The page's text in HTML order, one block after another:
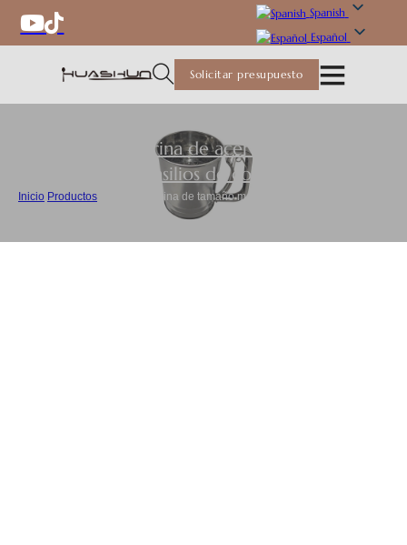
Spanish
Español
Solicitar presupuesto
Tamiz de harina de acero inoxidable
Utensilios de cocina
Inicio Productos Tamiz de harina de tamaño medio Custom Flour Sifter Cup